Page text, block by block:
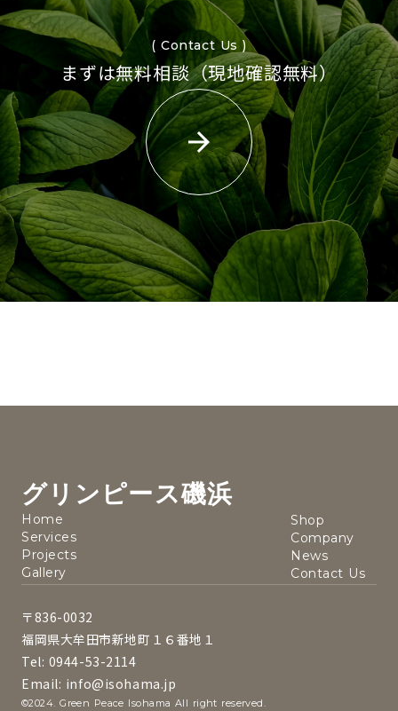
( Contact Us )
まずは無料相談（現地確認無料）
arrow_forward
グリンピース磯浜
Home
Services
Projects
Gallery
Shop
Company
News
Contact Us
〒836-0032
福岡県大牟田市新地町１６番地１
Tel: 0944-53-2114
Email: info@isohama.jp
©2024. Green Peace Isohama All right reserved.